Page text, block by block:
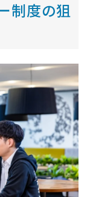
制度の狙